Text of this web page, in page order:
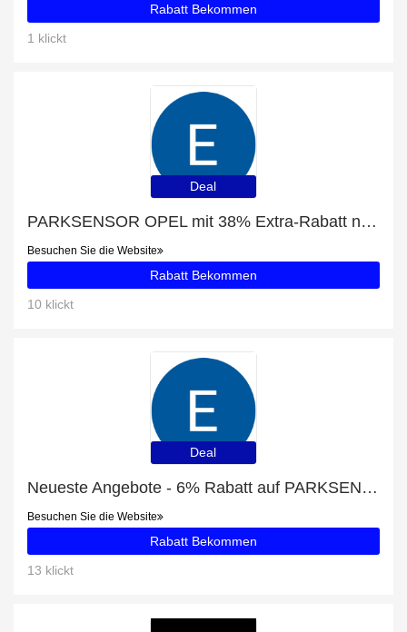
Rabatt Bekommen
1 klickt
Deal
PARKSENSOR OPEL mit 38% Extra-Rabatt nur für begrenzte Zeit
Besuchen Sie die Website
Rabatt Bekommen
10 klickt
Deal
Neueste Angebote - 6% Rabatt auf PARKSENSOR JAGUAR
Besuchen Sie die Website
Rabatt Bekommen
13 klickt